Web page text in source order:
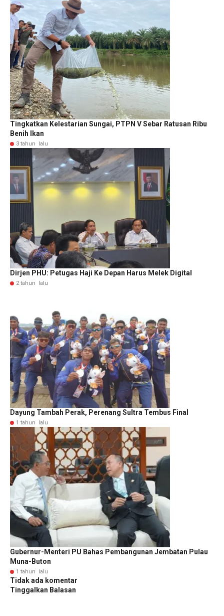
Tingkatkan Kelestarian Sungai, PTPN V Sebar Ratusan Ribu
Benih Ikan
3 tahun lalu
Dirjen PHU: Petugas Haji Ke Depan Harus Melek Digital
2 tahun lalu
Dayung Tambah Perak, Perenang Sultra Tembus Final
1 tahun lalu
Gubernur-Menteri PU Bahas Pembangunan Jembatan Pulau
Muna-Buton
1 tahun lalu
Tidak ada komentar
Tinggalkan Balasan